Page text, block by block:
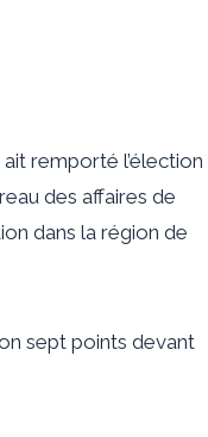
remporté l’élection
des affaires de
dans la région de
sept points devant